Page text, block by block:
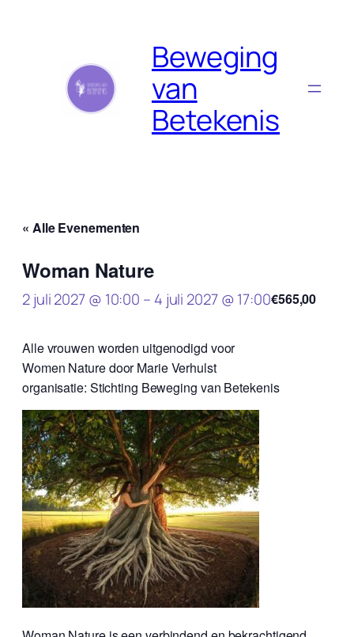
Beweging
van
Betekenis
« Alle Evenementen
Woman Nature
2 juli 2027 @ 10:00 – 4 juli 2027 @ 17:00€565,00
Alle vrouwen worden uitgenodigd voor
Women Nature door Marie Verhulst
organisatie: Stichting Beweging van Betekenis